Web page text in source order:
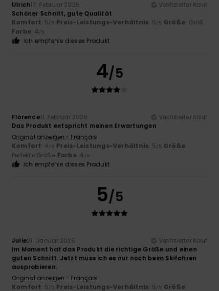
Ulrich17. Februar 2026
Verifizierter Kauf
Schöner Schnitt, gute Qualität
Komfort: 5/5 Preis-Leistungs-Verhältnis: 5/5 Größe: Groß
Farbe: 4/5
Ich empfehle dieses Produkt
4/5
Florence11. Februar 2026
Verifizierter Kauf
Das Produkt entspricht meinen Erwartungen
Original anzeigen - Français
Komfort: 4/5 Preis-Leistungs-Verhältnis: 5/5 Größe:
Perfekte Größe Farbe: 4 /5
Ich empfehle dieses Produkt
5/5
Julie21. Januar 2026
Verifizierter Kauf
Im Moment hat das Produkt die richtige Größe und einen
guten Schnitt. Jetzt muss ich es nur noch beim Skifahren
ausprobieren.
Original anzeigen - Français
Komfort: 5/5 Preis-Leistungs-Verhältnis: 5/5 Größe: